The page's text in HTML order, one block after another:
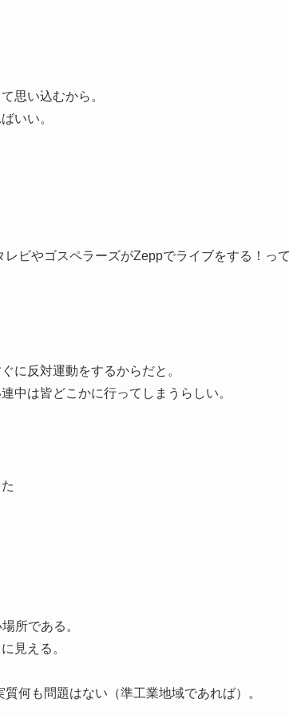
思い込むから。
いい。
ビやゴスペラーズがZeppでライブをする！っ
に反対運動をするからだと。
中は皆どこかに行ってしまうらしい。
所である。
見える。
何も問題はない（準工業地域であれば）。